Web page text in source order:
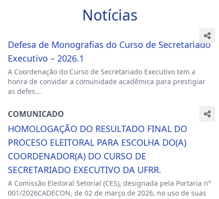
Notícias
Defesa de Monografias do Curso de Secretariado
Executivo – 2026.1
A Coordenação do Curso de Secretariado Executivo tem a
honra de convidar a comunidade acadêmica para prestigiar
as defes...
COMUNICADO
HOMOLOGAÇÃO DO RESULTADO FINAL DO
PROCESO ELEITORAL PARA ESCOLHA DO(A)
COORDENADOR(A) DO CURSO DE
SECRETARIADO EXECUTIVO DA UFRR.
A Comissão Eleitoral Setorial (CES), designada pela Portaria n°
001/2026CADECON, de 02 de março de 2026, no uso de suas